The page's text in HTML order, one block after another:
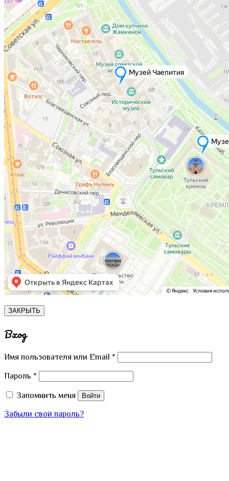
ЗАКРЫТЬ
Вход
Имя пользователя или Email *
Пароль *
Запомнить меня Войти
Забыли свой пароль?